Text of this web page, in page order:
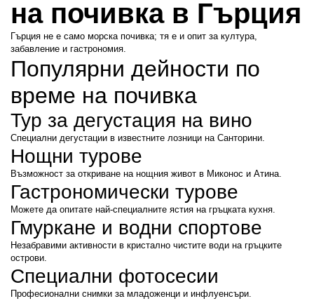
на почивка в Гърция
Гърция не е само морска почивка; тя е и опит за култура,
забавление и гастрономия.
Популярни дейности по
време на почивка
Тур за дегустация на вино
Специални дегустации в известните лозници на Санторини.
Нощни турове
Възможност за откриване на нощния живот в Миконос и Атина.
Гастрономически турове
Можете да опитате най-специалните ястия на гръцката кухня.
Гмуркане и водни спортове
Незабравими активности в кристално чистите води на гръцките
острови.
Специални фотосесии
Професионални снимки за младоженци и инфлуенсъри.